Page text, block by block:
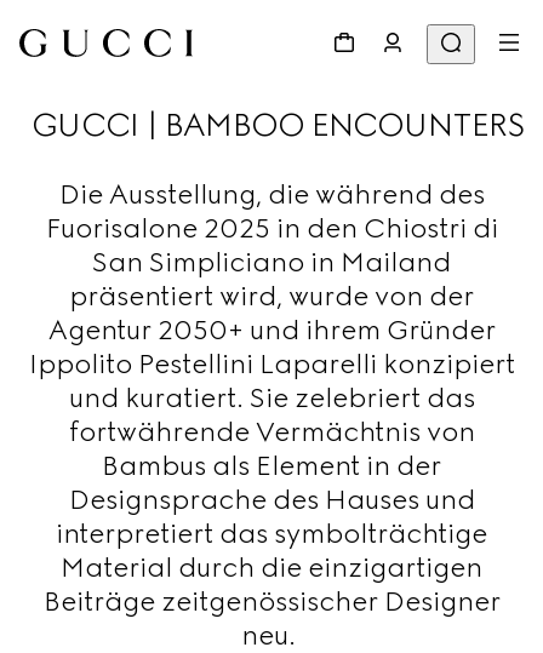
GUCCI | BAMBOO ENCOUNTERS
Die Ausstellung, die während des
Fuorisalone 2025 in den Chiostri di
San Simpliciano in Mailand
präsentiert wird, wurde von der
Agentur 2050+ und ihrem Gründer
Ippolito Pestellini Laparelli konzipiert
und kuratiert. Sie zelebriert das
fortwährende Vermächtnis von
Bambus als Element in der
Designsprache des Hauses und
interpretiert das symbolträchtige
Material durch die einzigartigen
Beiträge zeitgenössischer Designer
neu.